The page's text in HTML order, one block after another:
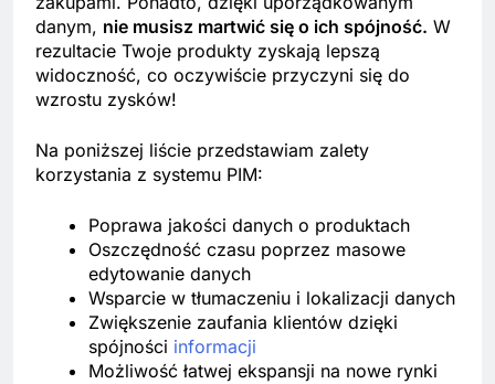
danym, nie musisz martwić się o ich spójność. W
rezultacie Twoje produkty zyskają lepszą
widoczność, co oczywiście przyczyni się do
wzrostu zysków!
Na poniższej liście przedstawiam zalety
korzystania z systemu PIM:
Poprawa jakości danych o produktach
Oszczędność czasu poprzez masowe
edytowanie danych
Wsparcie w tłumaczeniu i lokalizacji danych
Zwiększenie zaufania klientów dzięki
spójności informacji
Możliwość łatwej ekspansji na nowe rynki